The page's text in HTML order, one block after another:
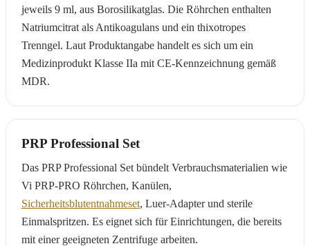
jeweils 9 ml, aus Borosilikatglas. Die Röhrchen enthalten
Natriumcitrat als Antikoagulans und ein thixotropes
Trenngel. Laut Produktangabe handelt es sich um ein
Medizinprodukt Klasse IIa mit CE-Kennzeichnung gemäß
MDR.
PRP Professional Set
Das PRP Professional Set bündelt Verbrauchsmaterialien wie
Vi PRP-PRO Röhrchen, Kanülen,
Sicherheitsblutentnahmeset, Luer-Adapter und sterile
Einmalspritzen. Es eignet sich für Einrichtungen, die bereits
mit einer geeigneten Zentrifuge arbeiten.